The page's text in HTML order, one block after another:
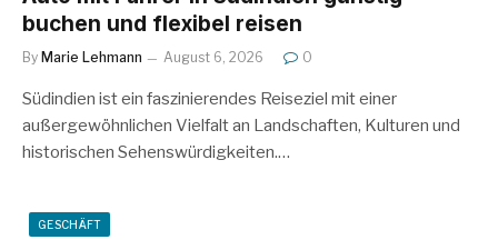
buchen und flexibel reisen
By Marie Lehmann August 6, 2026 0
Südindien ist ein faszinierendes Reiseziel mit einer
außergewöhnlichen Vielfalt an Landschaften, Kulturen und
historischen Sehenswürdigkeiten.…
GESCHÄFT